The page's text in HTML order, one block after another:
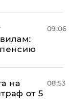
09:06
на
от 5
08:53